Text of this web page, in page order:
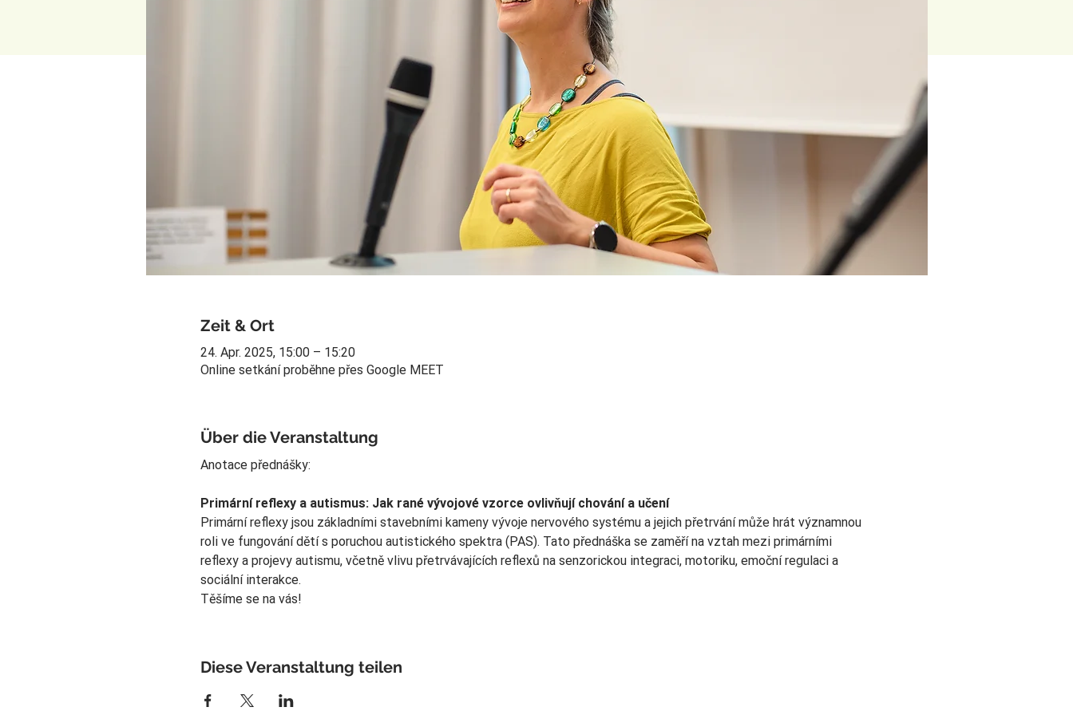
Zeit & Ort
24. Apr. 2025, 15:00 – 15:20
Online setkání proběhne přes Google MEET
Über die Veranstaltung
Anotace přednášky:
Primární reflexy a autismus: Jak rané vývojové vzorce ovlivňují chování a učení
Primární reflexy jsou základními stavebními kameny vývoje nervového systému a jejich přetrvání může hrát významnou
roli ve fungování dětí s poruchou autistického spektra (PAS). Tato přednáška se zaměří na vztah mezi primárními
reflexy a projevy autismu, včetně vlivu přetrvávajících reflexů na senzorickou integraci, motoriku, emoční regulaci a
sociální interakce.
Těšíme se na vás!
Diese Veranstaltung teilen